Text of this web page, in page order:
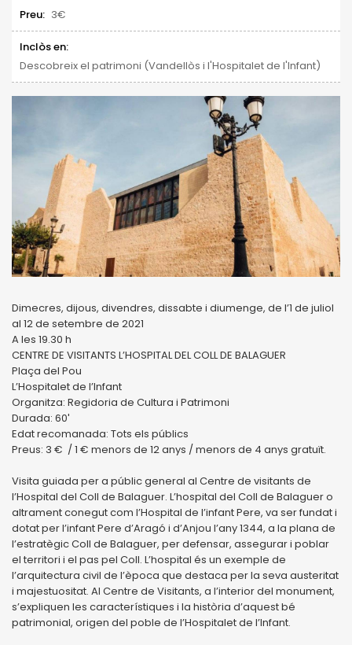
Preu: 3€
Inclòs en:
Descobreix el patrimoni (Vandellòs i l'Hospitalet de l'Infant)
Dimecres, dijous, divendres, dissabte i diumenge, de l’1 de juliol
al 12 de setembre de 2021
A les 19.30 h
CENTRE DE VISITANTS L’HOSPITAL DEL COLL DE BALAGUER
Plaça del Pou
L’Hospitalet de l’Infant
Organitza: Regidoria de Cultura i Patrimoni
Durada: 60′
Edat recomanada: Tots els públics
Preus: 3 € / 1 € menors de 12 anys / menors de 4 anys gratuït.
Visita guiada per a públic general al Centre de visitants de
l’Hospital del Coll de Balaguer. L’hospital del Coll de Balaguer o
altrament conegut com l’Hospital de l’infant Pere, va ser fundat i
dotat per l’infant Pere d’Aragó i d’Anjou l’any 1344, a la plana de
l’estratègic Coll de Balaguer, per defensar, assegurar i poblar
el territori i el pas pel Coll. L’hospital és un exemple de
l’arquitectura civil de l’època que destaca per la seva austeritat
i majestuositat. Al Centre de Visitants, a l’interior del monument,
s’expliquen les característiques i la història d’aquest bé
patrimonial, origen del poble de l’Hospitalet de l’Infant.